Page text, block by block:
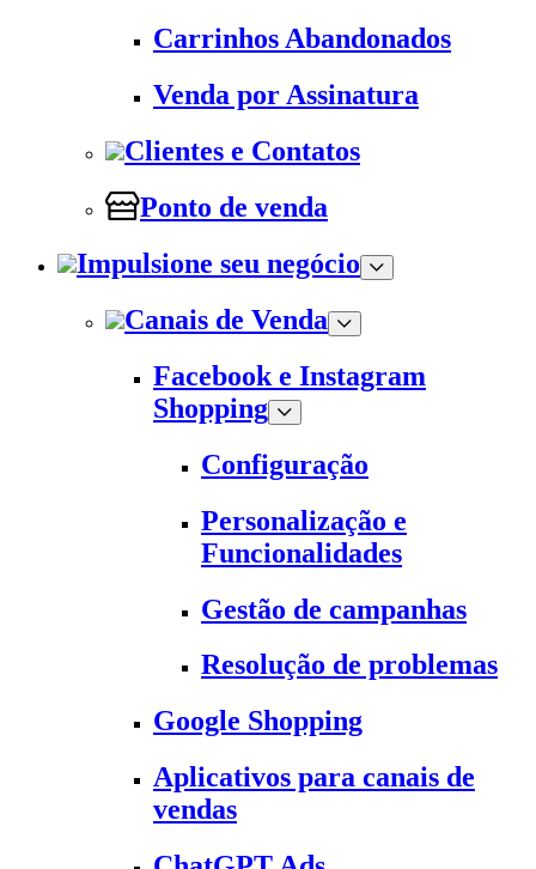
Carrinhos Abandonados
Venda por Assinatura
Clientes e Contatos
Ponto de venda
Impulsione seu negócio
Canais de Venda
Facebook e Instagram
Shopping
Configuração
Personalização e
Funcionalidades
Gestão de campanhas
Resolução de problemas
Google Shopping
Aplicativos para canais de
vendas